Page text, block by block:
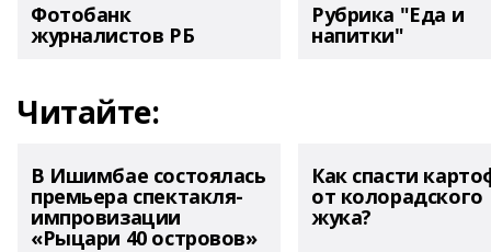
Фотобанк
журналистов РБ
Рубрика "Еда и
напитки"
Читайте:
В Ишимбае состоялась
премьера спектакля-
импровизации
«Рыцари 40 островов»
Как спасти
от колорадского
жука?